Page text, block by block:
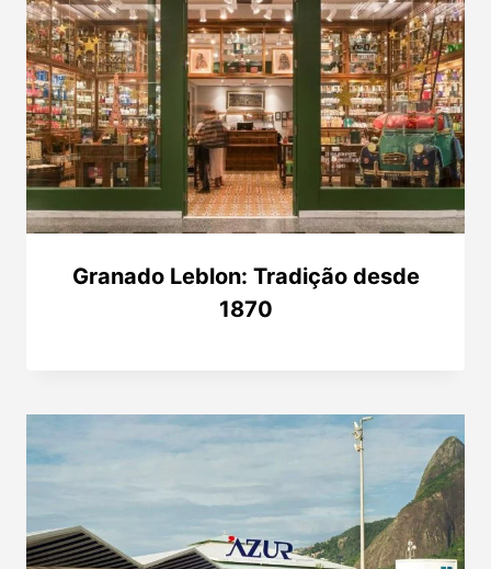
Granado Leblon: Tradição desde
1870